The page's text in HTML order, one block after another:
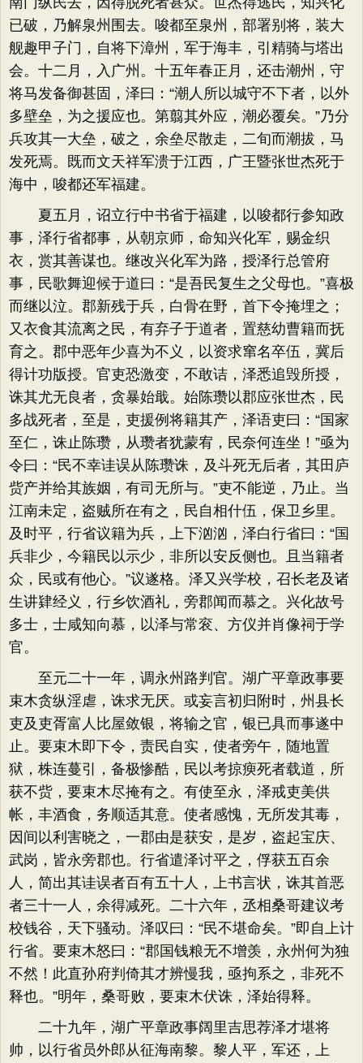
已破，乃解泉州围去。唆都至泉州，部署别将，装大
舰趣甲子门，自将下漳州，军于海丰，引精骑与塔出
会。十二月，入广州。十五年春正月，还击潮州，守
将马发备御甚固，泽曰：“潮人所以城守不下者，以外
多壁垒，为之援应也。第翦其外应，潮必覆矣。”乃分
兵攻其一大垒，破之，余垒尽散走，二旬而潮拔，马
发死焉。既而文天祥军溃于江西，广王暨张世杰死于
海中，唆都还军福建。
夏五月，诏立行中书省于福建，以唆都行参知政
事，泽行省都事，从朝京师，命知兴化军，赐金织
衣，赏其善谋也。继改兴化军为路，授泽行总管府
事，民歌舞迎候于道曰：“是吾民复生之父母也。”喜极
而继以泣。郡新残于兵，白骨在野，首下令掩埋之；
又衣食其流离之民，有弃子于道者，置慈幼曹籍而抚
育之。郡中恶年少喜为不义，以资求窜名卒伍，冀后
得计功版授。官吏恐激变，不敢诘，泽悉追毁所授，
诛其尤无良者，贪暴始戢。始陈瓒以郡应张世杰，民
多战死者，至是，吏援例将籍其产，泽语吏曰：“国家
至仁，诛止陈瓒，从瓒者犹蒙宥，民奈何连坐！”亟为
令曰：“民不幸诖误从陈瓒诛，及斗死无后者，其田庐
赀产并给其族姻，有司无所与。”吏不能逆，乃止。当
江南未定，盗贼所在有之，民自相什伍，保卫乡里。
及时平，行省议籍为兵，上下汹汹，泽白行省曰：“国
兵非少，今籍民以示少，非所以安反侧也。且当籍者
众，民或有他心。”议遂格。泽又兴学校，召长老及诸
生讲肄经义，行乡饮酒礼，旁郡闻而慕之。兴化故号
多士，士咸知向慕，以泽与常衮、方仪并肖像祠于学
官。
至元二十一年，调永州路判官。湖广平章政事要
束木贪纵淫虐，诛求无厌。或妄言初归附时，州县长
吏及吏胥富人比屋敛银，将输之官，银已具而事遂中
止。要束木即下令，责民自实，使者旁午，随地置
狱，株连蔓引，备极惨酷，民以考掠瘐死者载道，所
获不赀，要束木尽掩有之。有使至永，泽戒吏美供
帐，丰酒食，务顺适其意。使者感愧，无所发其毒，
因间以利害晓之，一郡由是获安，是岁，盗起宝庆、
武岗，皆永旁郡也。行省遣泽讨平之，俘获五百余
人，简出其诖误者百有五十人，上书言状，诛其首恶
者三十一人，余得减死。二十六年，丞相桑哥建议考
校钱谷，天下骚动。泽叹曰：“民不堪命矣。”即自上计
行省。要束木怒曰：“郡国钱粮无不增羡，永州何为独
不然！此直孙府判倚其才辨慢我，亟拘系之，非死不
释也。”明年，桑哥败，要束木伏诛，泽始得释。
二十九年，湖广平章政事阔里吉思荐泽才堪将
帅，以行省员外郎从征海南黎。黎人平，军还，上